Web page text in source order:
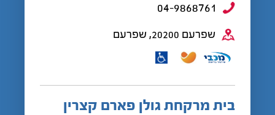
04-9868761
שפרעם 20200, שפרעם
בית מרקחת גולן פארם קצרין